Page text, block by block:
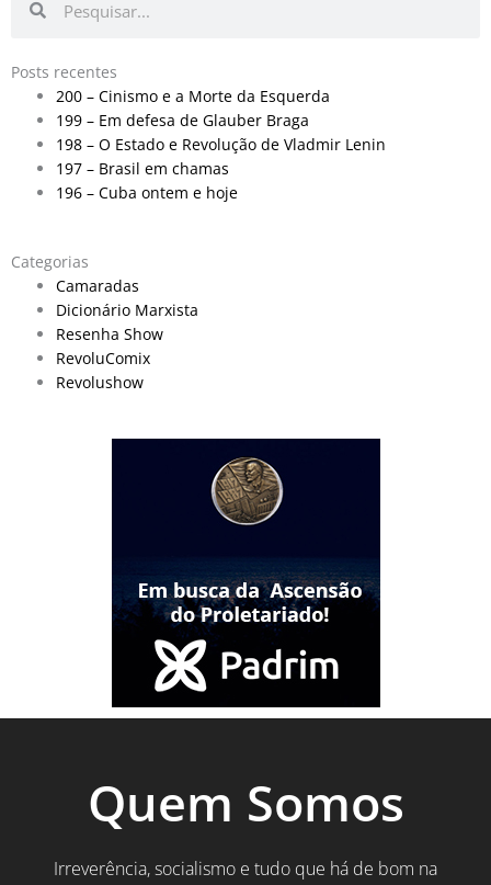
Posts recentes
200 – Cinismo e a Morte da Esquerda
199 – Em defesa de Glauber Braga
198 – O Estado e Revolução de Vladmir Lenin
197 – Brasil em chamas
196 – Cuba ontem e hoje
Categorias
Camaradas
Dicionário Marxista
Resenha Show
RevoluComix
Revolushow
Quem Somos
Irreverência, socialismo e tudo que há de bom na